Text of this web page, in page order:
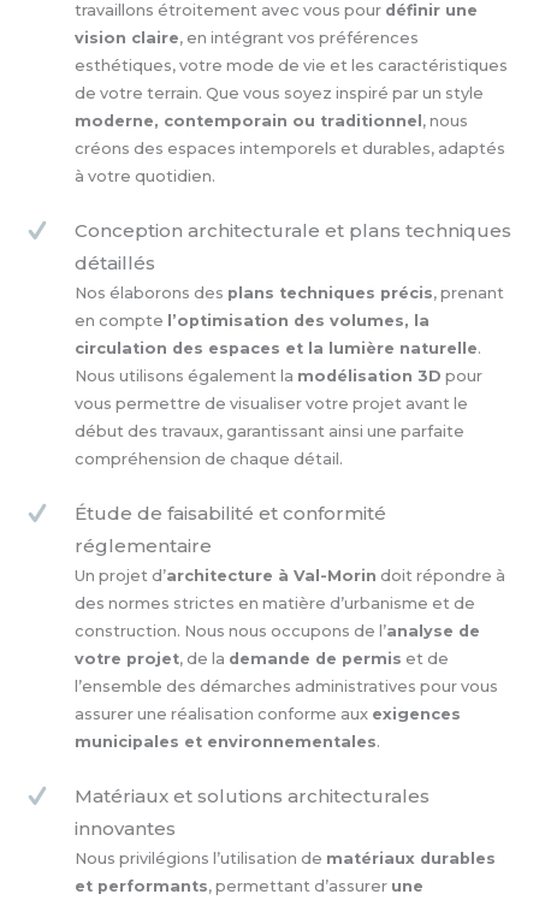
travaillons étroitement avec vous pour définir une
vision claire, en intégrant vos préférences
esthétiques, votre mode de vie et les caractéristiques
de votre terrain. Que vous soyez inspiré par un style
moderne, contemporain ou traditionnel , nous
créons des espaces intemporels et durables, adaptés
à votre quotidien.
Conception architecturale et plans techniques
détaillés
Nos élaborons des plans techniques précis, prenant
en compte l’optimisation des volumes, la
circulation des espaces et la lumière naturelle.
Nous utilisons également la modélisation 3D pour
vous permettre de visualiser votre projet avant le
début des travaux, garantissant ainsi une parfaite
compréhension de chaque détail.
Étude de faisabilité et conformité
réglementaire
Un projet d’architecture à Val-Morin doit répondre à
des normes strictes en matière d’urbanisme et de
construction. Nous nous occupons de l’analyse de
votre projet, de la demande de permis et de
l’ensemble des démarches administratives pour vous
assurer une réalisation conforme aux exigences
municipales et environnementales.
Matériaux et solutions architecturales
innovantes
Nous privilégions l’utilisation de matériaux durables
et performants, permettant d’assurer une